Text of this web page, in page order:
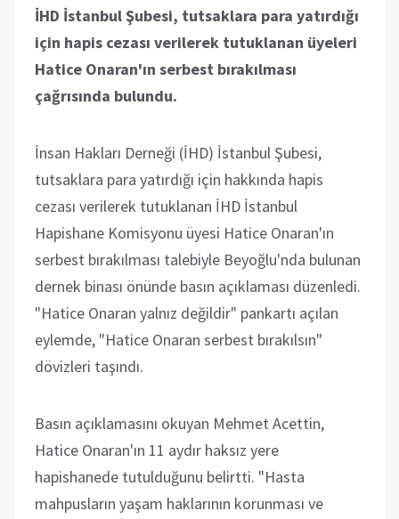
İHD İstanbul Şubesi, tutsaklara para yatırdığı
için hapis cezası verilerek tutuklanan üyeleri
Hatice Onaran'ın serbest bırakılması
çağrısında bulundu.
İnsan Hakları Derneği (İHD) İstanbul Şubesi,
tutsaklara para yatırdığı için hakkında hapis
cezası verilerek tutuklanan İHD İstanbul
Hapishane Komisyonu üyesi Hatice Onaran'ın
serbest bırakılması talebiyle Beyoğlu'nda bulunan
dernek binası önünde basın açıklaması düzenledi.
"Hatice Onaran yalnız değildir" pankartı açılan
eylemde, "Hatice Onaran serbest bırakılsın"
dövizleri taşındı.
Basın açıklamasını okuyan Mehmet Acettin,
Hatice Onaran'ın 11 aydır haksız yere
hapishanede tutulduğunu belirtti. "Hasta
mahpusların yaşam haklarının korunması ve